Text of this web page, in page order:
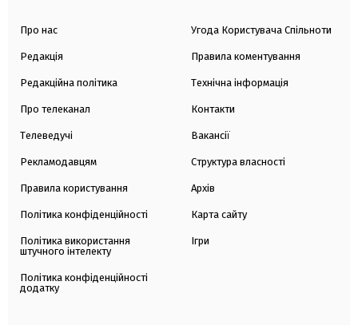
Про нас
Редакція
Редакційна політика
Про телеканал
Телеведучі
Рекламодавцям
Правила користування
Політика конфіденційності
Політика використання
штучного інтелекту
Політика конфіденційності
додатку
Угода Користувача Спільноти
Правила коментування
Технічна інформація
Контакти
Вакансії
Структура власності
Архів
Карта сайту
Ігри